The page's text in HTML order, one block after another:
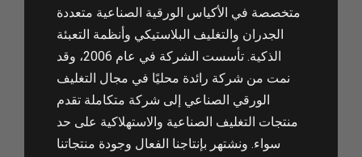
متخصصة في الأكياس الورقية الصناعية متعددة
الجدران والتغليف البلاستيكي وأنظمة التعبئة
الذكية. تأسست الشركة في عام 2006، وقد
نمت من شركة رائدة محليًا في مجال التغليف
الورقي الصناعي إلى شركة متكاملة تقدم
منتجات التغليف الصناعية والاستهلاكية على حد
سواء. ونشتهر بإنتاجنا الفعال وجودة منتجاتنا